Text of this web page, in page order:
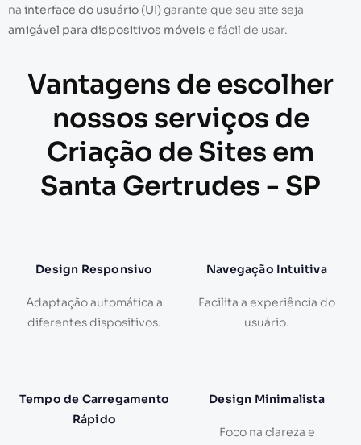
na interface do usuário (UI)garante que seu site seja
amigável para dispositivos móveis e fácil de usar.
Vantagens de escolher
nossos serviços de
Criação de Sites em
Santa Gertrudes - SP
Design Responsivo
Adaptação automática a
diferentes dispositivos.
Navegação Intuitiva
Facilita a experiência do
usuário.
Tempo de Carregamento
Rápido
Design Minimalista
Foco na clareza e